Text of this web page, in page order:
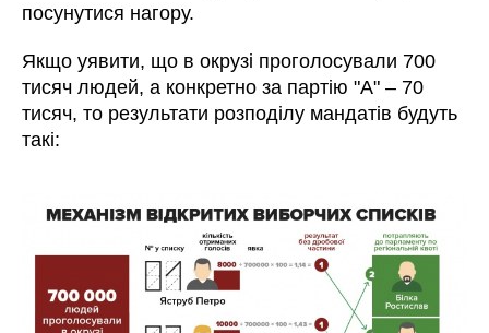
посунутися нагору.
Якщо уявити, що в окрузі проголосували 700
тисяч людей, а конкретно за партію "А" – 70
тисяч, то результати розподілу мандатів будуть
такі: